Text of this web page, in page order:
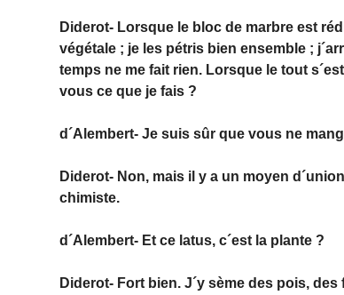
Diderot- Lorsque le bloc de marbre est
végétale ; je les pétris bien ensemble ;
temps ne me fait rien. Lorsque le tout
vous ce que je fais ?
d´Alembert- Je suis sûr que vous ne
Diderot- Non, mais il y a un moyen
chimiste.
d´Alembert- Et ce latus, c´est la plante ?
Diderot- Fort bien. J´y sème des pois,